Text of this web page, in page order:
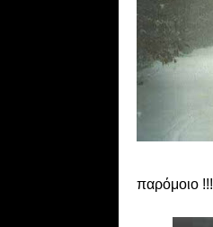
παρόμοιο !!!